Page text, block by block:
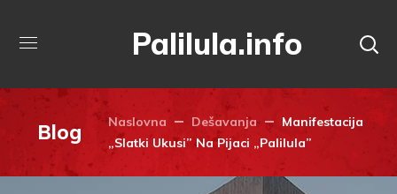
Palilula.info
Blog Naslovna Dešavanja
Manifestacija
„Slatki Ukusi” Na Pijaci „Palilula”